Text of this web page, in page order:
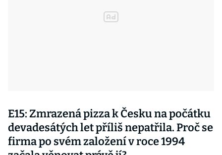
E15: Zmrazená pizza k Česku na počátku
devadesátých let příliš nepatřila. Proč se
firma po svém založení v roce 1994